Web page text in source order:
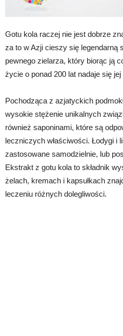
Gotu kola raczej nie jest dobrze
za to w Azji cieszy się legendarną
pewnego zielarza, który biorąc ją
życie o ponad 200 lat nadaje się jej
Pochodząca z azjatyckich
wysokie stężenie unikalnych
również saponinami, które są
leczniczych właściwości. Łodygi i
zastosowane samodzielnie, lub
Ekstrakt z gotu kola to składnik
żelach, kremach i kapsułkach
leczeniu różnych dolegliwości.